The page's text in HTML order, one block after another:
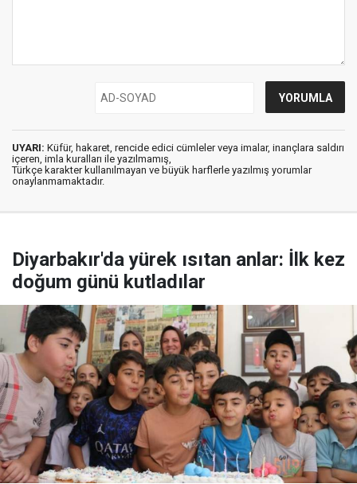
UYARI: Küfür, hakaret, rencide edici cümleler veya imalar, inançlara saldırı
içeren, imla kuralları ile yazılmamış,
Türkçe karakter kullanılmayan ve büyük harflerle yazılmış yorumlar
onaylanmamaktadır.
Diyarbakır'da yürek ısıtan anlar: İlk kez
doğum günü kutladılar